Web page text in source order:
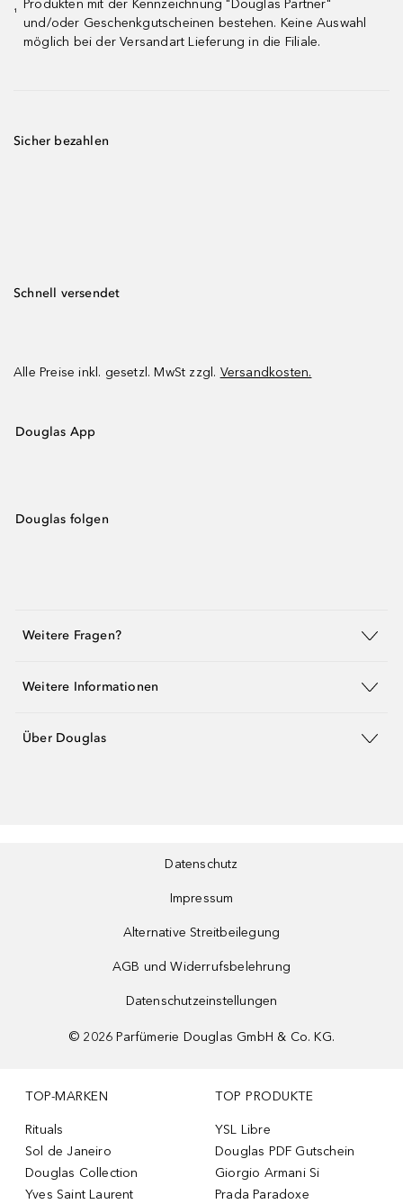
¹
Produkten mit der Kennzeichnung "Douglas Partner"
und/oder Geschenkgutscheinen bestehen. Keine Auswahl
möglich bei der Versandart Lieferung in die Filiale.
Sicher bezahlen
Schnell versendet
Alle Preise inkl. gesetzl. MwSt zzgl. Versandkosten.
Douglas App
Douglas folgen
Weitere Fragen?
Weitere Informationen
Über Douglas
Datenschutz
Impressum
Alternative Streitbeilegung
AGB und Widerrufsbelehrung
Datenschutzeinstellungen
© 2026 Parfümerie Douglas GmbH & Co. KG.
TOP-MARKEN
Rituals
Sol de Janeiro
Douglas Collection
Yves Saint Laurent
TOP PRODUKTE
YSL Libre
Douglas PDF Gutschein
Giorgio Armani Si
Prada Paradoxe